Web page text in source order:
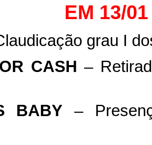
EM 13/
grau I
CASH –
BABY –